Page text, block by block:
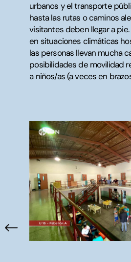
urbanos y el transporte
hasta las rutas o caminos
visitantes deben llegar a pie.
en situaciones climáticas
las personas llevan mucha
posibilidades de movilidad
a niños/as (a veces en